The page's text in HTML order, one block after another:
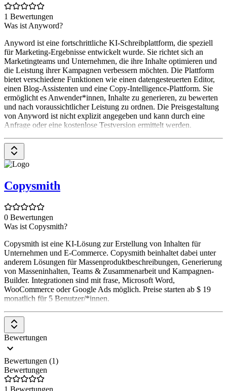
1 Bewertungen
Was ist Anyword?
Anyword ist eine fortschrittliche KI-Schreibplattform, die speziell
für Marketing-Ergebnisse entwickelt wurde. Sie richtet sich an
Marketingteams und Unternehmen, die ihre Inhalte optimieren und
die Leistung ihrer Kampagnen verbessern möchten. Die Plattform
bietet verschiedene Funktionen wie einen datengesteuerten Editor,
einen Blog-Assistenten und eine Copy-Intelligence-Plattform. Sie
ermöglicht es Anwender*innen, Inhalte zu generieren, zu bewerten
und nach voraussichtlicher Leistung zu ordnen. Die Preisgestaltung
von Anyword ist nicht explizit angegeben und kann durch eine
Anfrage oder eine kostenlose Testversion ermittelt werden.
Copysmith
0 Bewertungen
Was ist Copysmith?
Copysmith ist eine KI-Lösung zur Erstellung von Inhalten für
Unternehmen und E-Commerce. Copysmith beinhaltet dabei unter
anderem Lösungen für Massenproduktbeschreibungen, Generierung
von Masseninhalten, Teams & Zusammenarbeit und Kampagnen-
Builder. Integrationen sind mit frase, Microsoft Word,
WooCommerce oder Google Ads möglich. Preise starten ab $ 19
monatlich für 5 Benutzer/*innen.
Bewertungen
Bewertungen (1)
Bewertungen
1 Bewertungen